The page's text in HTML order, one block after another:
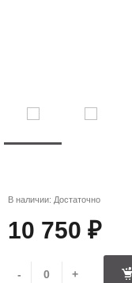
В наличии: Достаточно
10 750 ₽
- +